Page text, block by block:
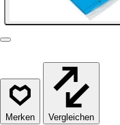
Vergleichen